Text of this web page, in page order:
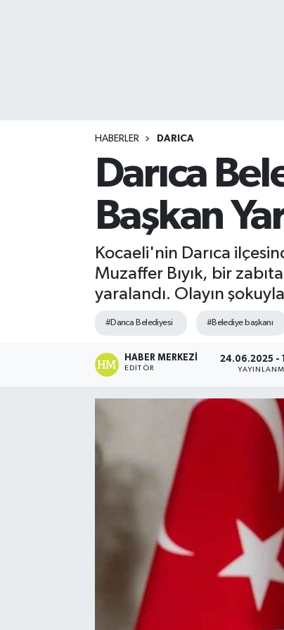
HABERLER DARICA
Darıca
Başkan
Kocaeli'nin Darıca
Muzaffer Bıyık, bir
yaralandı. Olayın
#Darıca Belediyesi #Belediye başkanı
HABER MERKEZI
EDITÖR
24.06.2025 -